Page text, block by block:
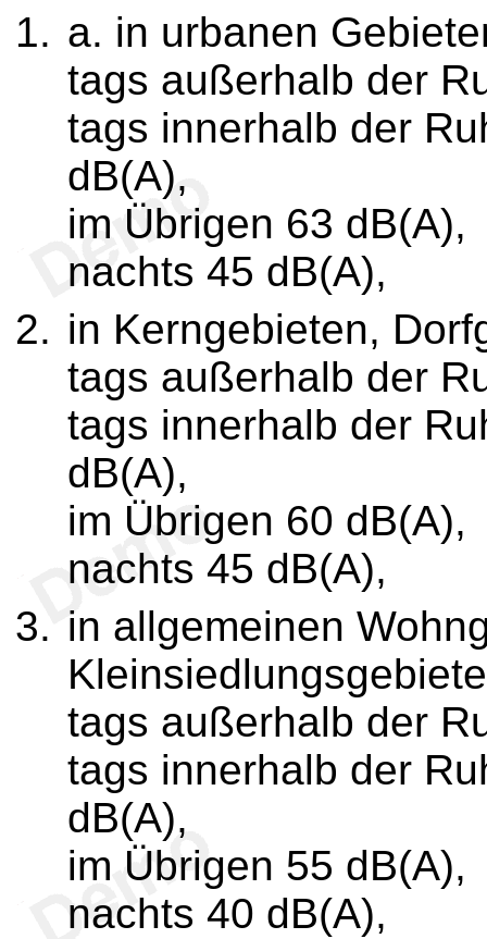
a. in urbanen
tags außerhalb der
tags innerhalb der
dB(A),
im Übrigen 63 dB(A),
nachts 45 dB(A),
in Kerngebieten,
tags außerhalb der
tags innerhalb der
dB(A),
im Übrigen 60 dB(A),
nachts 45 dB(A),
in allgemeinen
tags außerhalb der
tags innerhalb der
dB(A),
im Übrigen 55 dB(A),
nachts 40 dB(A),